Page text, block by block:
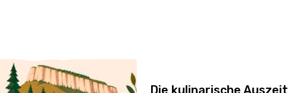
Die kulinarische Auszeit